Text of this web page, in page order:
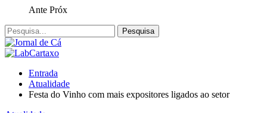
Ante Próx
Entrada
Atualidade
Festa do Vinho com mais expositores ligados ao setor